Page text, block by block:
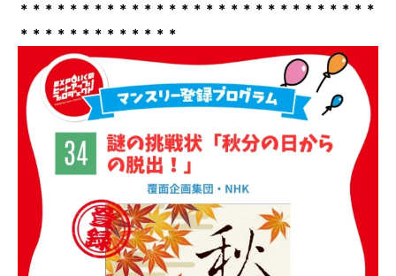
＊＊＊＊＊＊＊＊＊＊＊＊＊＊＊＊＊＊＊＊＊＊＊＊＊＊＊＊＊
＊＊＊＊＊＊＊＊＊＊＊＊＊